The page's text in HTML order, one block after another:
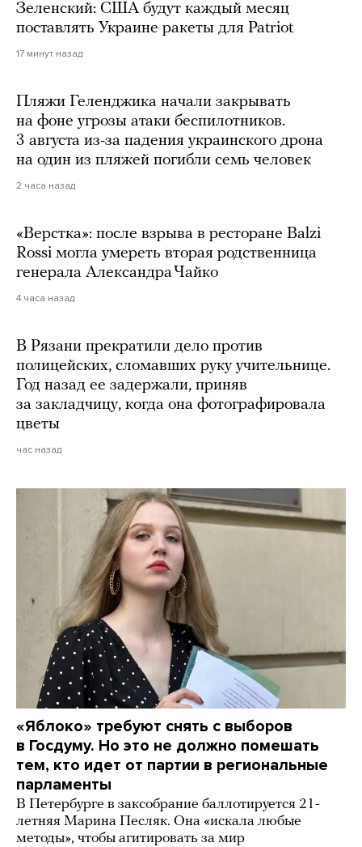
Зеленский: США будут каждый месяц
поставлять Украине ракеты для Patriot
17 минут назад
Пляжи Геленджика начали закрывать
на фоне угрозы атаки беспилотников.
3 августа из-за падения украинского дрона
на один из пляжей погибли семь человек
2 часа назад
«Верстка»: после взрыва в ресторане Balzi
Rossi могла умереть вторая родственница
генерала Александра Чайко
4 часа назад
В Рязани прекратили дело против
полицейских, сломавших руку учительнице.
Год назад ее задержали, приняв
за закладчицу, когда она фотографировала
цветы
час назад
«Яблоко» требуют снять с выборов
в Госдуму. Но это не должно помешать
тем, кто идет от партии в региональные
парламенты
В Петербурге в заксобрание баллотируется 21-
летняя Марина Песляк. Она «искала любые
методы», чтобы агитировать за мир